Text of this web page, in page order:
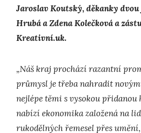
Jaroslav Koutský, děkanky
Hrubá a Zdena Kolečková a
Kreativní.uk.
„Náš kraj prochází razantní
průmysl je třeba nahradit
nejlépe těmi s vysokou přidanou
nabízí ekonomika založená na
rukodělných řemesel přes